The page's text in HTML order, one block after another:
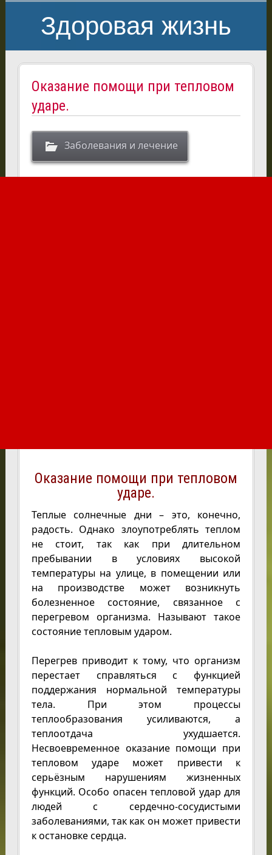
Здоровая жизнь
Оказание помощи при тепловом
ударе.
Заболевания и лечение
Оказание помощи при тепловом
ударе.
Теплые солнечные дни – это, конечно,
радость. Однако злоупотреблять теплом
не стоит, так как при длительном
пребывании в условиях высокой
температуры на улице, в помещении или
на производстве может возникнуть
болезненное состояние, связанное с
перегревом организма. Называют такое
состояние тепловым ударом.
Перегрев приводит к тому, что организм
перестает справляться с функцией
поддержания нормальной температуры
тела. При этом процессы
теплообразования усиливаются, а
теплоотдача ухудшается.
Несвоевременное оказание помощи при
тепловом ударе может привести к
серьёзным нарушениям жизненных
функций. Особо опасен тепловой удар для
людей с сердечно-сосудистыми
заболеваниями, так как он может привести
к остановке сердца.